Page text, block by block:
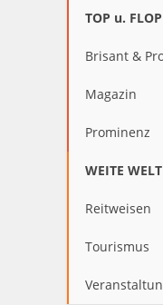
TOP u. FLOP
Brisant &
Magazin
Prominenz
WEITE WELT
Reitweisen
Tourismus